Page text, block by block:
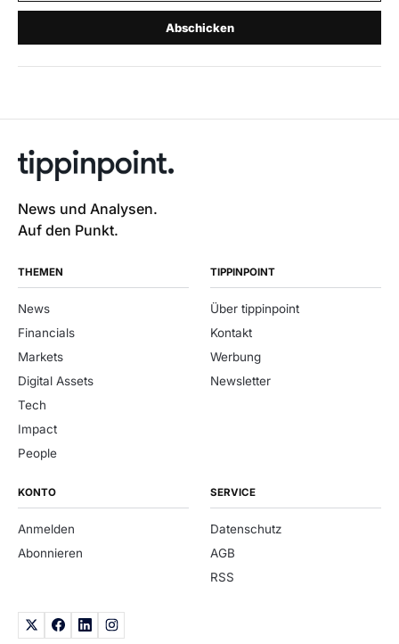
Abschicken
News und Analysen.
Auf den Punkt.
THEMEN
News
Financials
Markets
Digital Assets
Tech
Impact
People
TIPPINPOINT
Über tippinpoint
Kontakt
Werbung
Newsletter
KONTO
Anmelden
Abonnieren
SERVICE
Datenschutz
AGB
RSS